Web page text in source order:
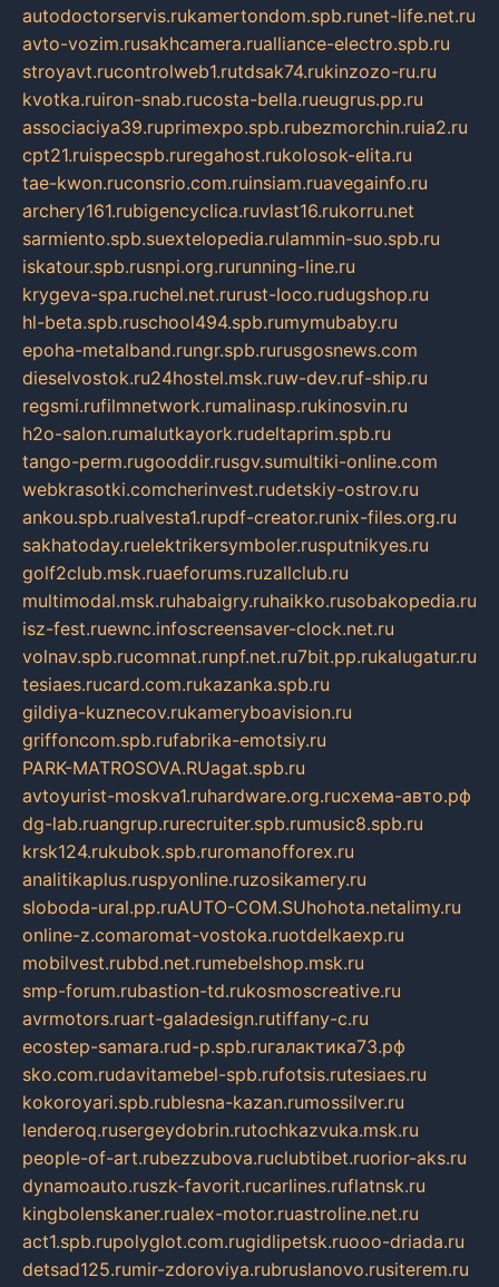
autodoctorservis.rukamertondom.spb.runet-life.net.ru
avto-vozim.rusakhcamera.rualliance-electro.spb.ru
stroyavt.rucontrolweb1.rutdsak74.rukinzozo-ru.ru
kvotka.ruiron-snab.rucosta-bella.rueugrus.pp.ru
associaciya39.ruprimexpo.spb.rubezmorchin.ruia2.ru
cpt21.ruispecspb.ruregahost.rukolosok-elita.ru
tae-kwon.ruconsrio.com.ruinsiam.ruavegainfo.ru
archery161.rubigencyclica.ruvlast16.rukorru.net
sarmiento.spb.suextelopedia.rulammin-suo.spb.ru
iskatour.spb.rusnpi.org.rurunning-line.ru
krygeva-spa.ruchel.net.rurust-loco.rudugshop.ru
hl-beta.spb.ruschool494.spb.rumymubaby.ru
epoha-metalband.rungr.spb.rurusgosnews.com
dieselvostok.ru24hostel.msk.ruw-dev.ruf-ship.ru
regsmi.rufilmnetwork.rumalinasp.rukinosvin.ru
h2o-salon.rumalutkayork.rudeltaprim.spb.ru
tango-perm.rugooddir.rusgv.sumultiki-online.com
webkrasotki.comcherinvest.rudetskiy-ostrov.ru
ankou.spb.rualvesta1.rupdf-creator.runix-files.org.ru
sakhatoday.ruelektrikersymboler.rusputnikyes.ru
golf2club.msk.ruaeforums.ruzallclub.ru
multimodal.msk.ruhabaigry.ruhaikko.rusobakopedia.ru
isz-fest.ruewnc.infoscreensaver-clock.net.ru
volnav.spb.rucomnat.runpf.net.ru7bit.pp.rukalugatur.ru
tesiaes.rucard.com.rukazanka.spb.ru
gildiya-kuznecov.rukameryboavision.ru
griffoncom.spb.rufabrika-emotsiy.ru
PARK-MATROSOVA.RUagat.spb.ru
avtoyurist-moskva1.ruhardware.org.ruсхема-авто.рф
dg-lab.ruangrup.rurecruiter.spb.rumusic8.spb.ru
krsk124.rukubok.spb.ruromanofforex.ru
analitikaplus.ruspyonline.ruzosikamery.ru
sloboda-ural.pp.ruAUTO-COM.SUhohota.netalimy.ru
online-z.comaromat-vostoka.ruotdelkaexp.ru
mobilvest.rubbd.net.rumebelshop.msk.ru
smp-forum.rubastion-td.rukosmoscreative.ru
avrmotors.ruart-galadesign.rutiffany-c.ru
ecostep-samara.rud-p.spb.ruгалактика73.рф
sko.com.rudavitamebel-spb.rufotsis.rutesiaes.ru
kokoroyari.spb.rublesna-kazan.rumossilver.ru
lenderoq.rusergeydobrin.rutochkazvuka.msk.ru
people-of-art.rubezzubova.ruclubtibet.ruorior-aks.ru
dynamoauto.ruszk-favorit.rucarlines.ruflatnsk.ru
kingbolenskaner.rualex-motor.ruastroline.net.ru
act1.spb.rupolyglot.com.rugidlipetsk.ruooo-driada.ru
detsad125.rumir-zdoroviya.rubruslanovo.rusiterem.ru